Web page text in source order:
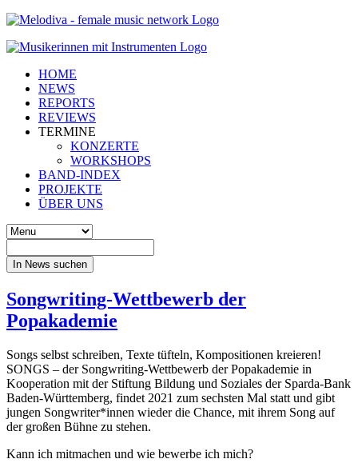
HOME
NEWS
REPORTS
REVIEWS
TERMINE
KONZERTE
WORKSHOPS
BAND-INDEX
PROJEKTE
ÜBER UNS
In News suchen
Songwriting-Wettbewerb der
Popakademie
Songs selbst schreiben, Texte tüfteln, Kompositionen kreieren!
SONGS – der Songwriting-Wettbewerb der Popakademie in
Kooperation mit der Stiftung Bildung und Soziales der Sparda-Bank
Baden-Württemberg, findet 2021 zum sechsten Mal statt und gibt
jungen Songwriter*innen wieder die Chance, mit ihrem Song auf
der großen Bühne zu stehen.
Kann ich mitmachen und wie bewerbe ich mich?